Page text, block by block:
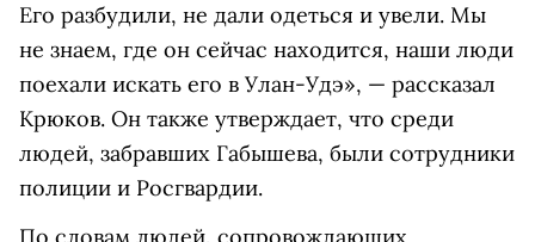
Его разбудили, не дали одеться и увели. Мы
не знаем, где он сейчас находится, наши люди
поехали искать его в Улан-Удэ», — рассказал
Крюков. Он также утверждает, что среди
людей, забравших Габышева, были сотрудники
полиции и Росгвардии.